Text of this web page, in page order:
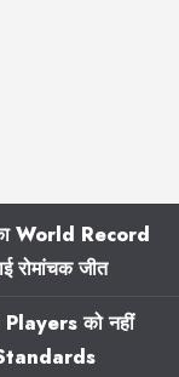
World Record
जीत
को नहीं
Standards